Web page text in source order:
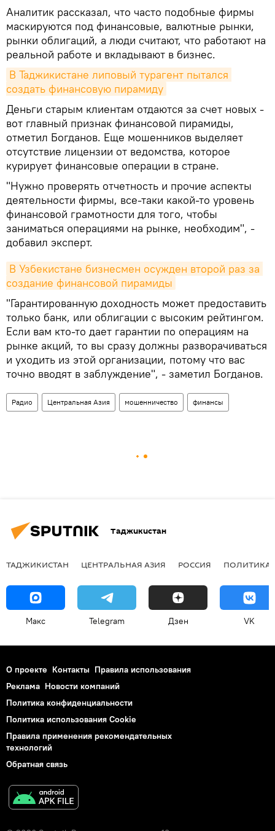
Аналитик рассказал, что часто подобные фирмы
маскируются под финансовые, валютные рынки,
рынки облигаций, а люди считают, что работают на
реальной работе и вкладывают в бизнес.
В Таджикистане липовый турагент пытался
создать финансовую пирамиду
Деньги старым клиентам отдаются за счет новых -
вот главный признак финансовой пирамиды,
отметил Богданов. Еще мошенников выделяет
отсутствие лицензии от ведомства, которое
курирует финансовые операции в стране.
"Нужно проверять отчетность и прочие аспекты
деятельности фирмы, все-таки какой-то уровень
финансовой грамотности для того, чтобы
заниматься операциями на рынке, необходим", -
добавил эксперт.
В Узбекистане бизнесмен осужден второй раз за
создание финансовой пирамиды
"Гарантированную доходность может предоставить
только банк, или облигации с высоким рейтингом.
Если вам кто-то дает гарантии по операциям на
рынке акций, то вы сразу должны разворачиваться
и уходить из этой организации, потому что вас
точно вводят в заблуждение", - заметил Богданов.
Радио Центральная Азия мошенничество финансы
Таджикистан
ТАДЖИКИСТАН ЦЕНТРАЛЬНАЯ АЗИЯ РОССИЯ ПОЛИТИКА
Макс Telegram Дзен VK
О проекте Контакты Правила использования
Реклама Новости компаний
Политика конфиденциальности
Политика использования Cookie
Правила применения рекомендательных
технологий
Обратная связь